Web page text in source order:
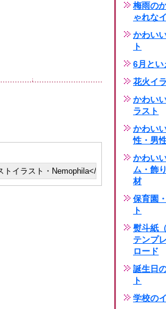
梅雨の
ゃれな
かわい
ト
6月とい
花火イ
かわい
ラスト
かわい
性・男
かわい
ム・飾
材
保育園
ト
熨斗紙
テンプ
ロード
誕生日
ト
学校の